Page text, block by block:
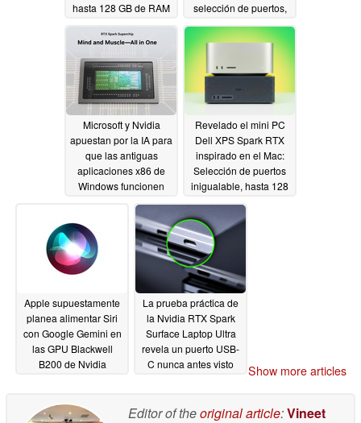
hasta 128 GB de RAM
06/08/2026
selección de puertos,
06/08/2026
Microsoft y Nvidia
apuestan por la IA para
que las antiguas
aplicaciones x86 de
Windows funcionen
RTX de próxima
generación
06/08/2026
Revelado el mini PC
Dell XPS Spark RTX
inspirado en el Mac:
Selección de puertos
inigualable, hasta 128
Apple supuestamente
planea alimentar Siri
con Google Gemini en
las GPU Blackwell
B200 de Nvidia
La prueba práctica de
la Nvidia RTX Spark
Surface Laptop Ultra
revela un puerto USB-
C nunca antes visto
Show more articles
Editor of theoriginal article:Vineet